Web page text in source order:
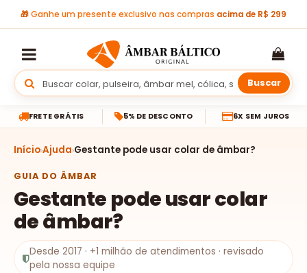
🎁Ganhe um presente exclusivo nas compras acima de R$ 299
Buscar
FRETE GRÁTIS 5% DE DESCONTO 6X SEM JUROS
InícioAjuda Gestante pode usar colar de âmbar?
GUIA DO ÂMBAR
Gestante pode usar colar
de âmbar?
Desde 2017 · +1 milhão de atendimentos · revisado
pela nossa equipe